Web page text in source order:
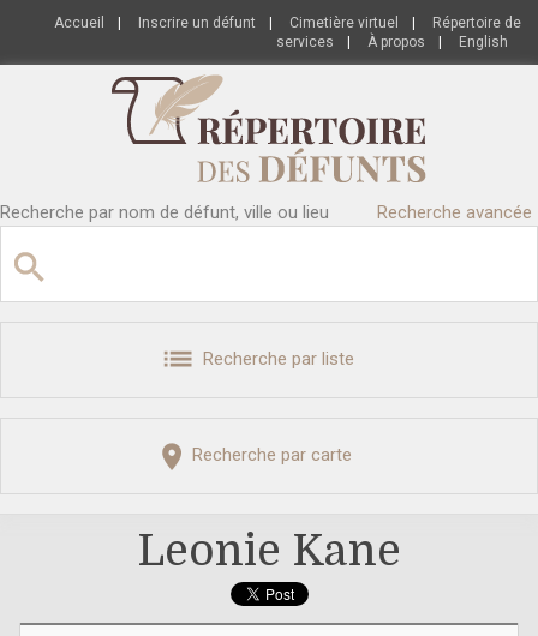
Accueil Inscrire un défunt Cimetière virtuel
Répertoire de
services
À propos English
Recherche par nom de défunt, ville ou lieu Recherche avancée
Recherche par liste
Recherche par carte
Leonie Kane